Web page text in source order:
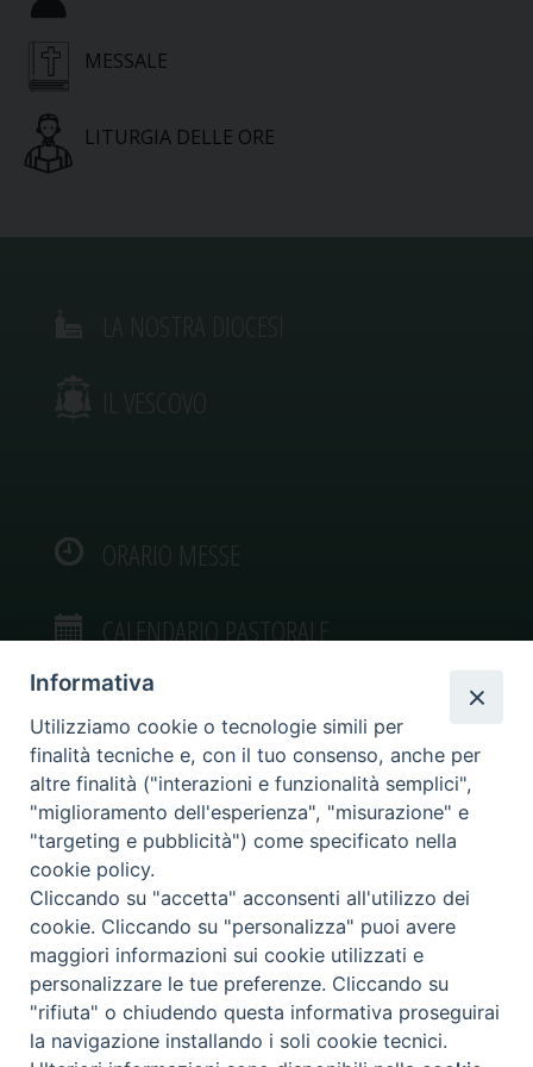
MESSALE
LITURGIA DELLE ORE
IL VESCOVO
ORARIO MESSE
CALENDARIO PASTORALE
VIDEOGALLERY
PHOTOGALLERY
Diocesi di Caltagirone
Piazza San Francesco d’Assisi, 9 – tel. 0933.34186 – fax 0933.820590 e-mail:
comunicazionisociali@diocesidicaltagirone.it
Informativa
Utilizziamo cookie o tecnologie simili per
finalità tecniche e, con il tuo consenso, anche per
altre finalità ("interazioni e funzionalità semplici",
"miglioramento dell'esperienza", "misurazione" e
"targeting e pubblicità") come specificato nella
cookie policy.
Cliccando su "accetta" acconsenti all'utilizzo dei
cookie. Cliccando su "personalizza" puoi avere
maggiori informazioni sui cookie utilizzati e
personalizzare le tue preferenze. Cliccando su
"rifiuta" o chiudendo questa informativa proseguirai
la navigazione installando i soli cookie tecnici.